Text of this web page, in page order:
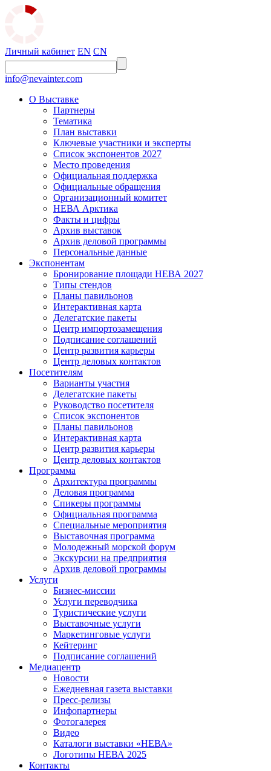
Личный кабинет EN CN
info@nevainter.com
О Выставке
Партнеры
Тематика
План выставки
Ключевые участники и эксперты
Список экспонентов 2027
Место проведения
Официальная поддержка
Официальные обращения
Организационный комитет
НЕВА Арктика
Факты и цифры
Архив выставок
Архив деловой программы
Персональные данные
Экспонентам
Бронирование площади НЕВА 2027
Типы стендов
Планы павильонов
Интерактивная карта
Делегатские пакеты
Центр импортозамещения
Подписание соглашений
Центр развития карьеры
Центр деловых контактов
Посетителям
Варианты участия
Делегатские пакеты
Руководство посетителя
Список экспонентов
Планы павильонов
Интерактивная карта
Центр развития карьеры
Центр деловых контактов
Программа
Архитектура программы
Деловая программа
Спикеры программы
Официальная программа
Специальные мероприятия
Выставочная программа
Молодежный морской форум
Экскурсии на предприятия
Архив деловой программы
Услуги
Бизнес-миссии
Услуги переводчика
Туристические услуги
Выставочные услуги
Маркетинговые услуги
Кейтеринг
Подписание соглашений
Медиацентр
Новости
Ежедневная газета выставки
Пресс-релизы
Инфопартнеры
Фотогалерея
Видео
Каталоги выставки «НЕВА»
Логотипы НЕВА 2025
Контакты